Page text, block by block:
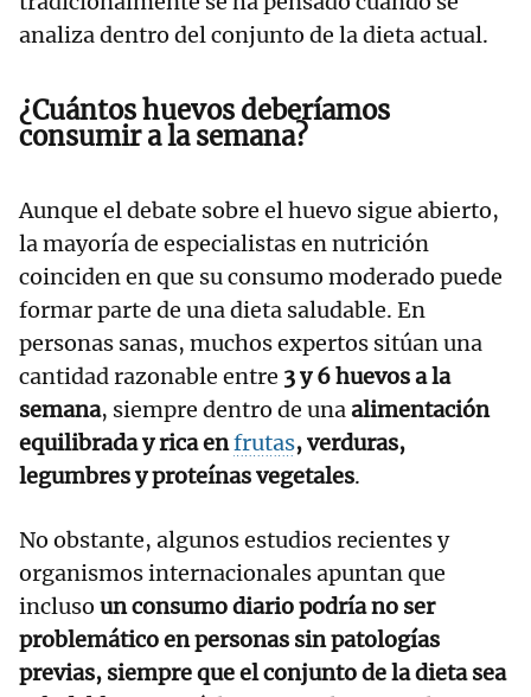
analiza dentro del conjunto de la dieta actual.
¿Cuántos huevos deberíamos
consumir a la semana?
Aunque el debate sobre el huevo sigue abierto,
la mayoría de especialistas en nutrición
coinciden en que su consumo moderado puede
formar parte de una dieta saludable. En
personas sanas, muchos expertos sitúan una
cantidad razonable entre 3 y 6 huevos a la
semana, siempre dentro de unaalimentación
equilibrada y rica enfrutas, verduras,
legumbres y proteínas vegetales.
No obstante, algunos estudios recientes y
organismos internacionales apuntan que
incluso un consumo diario podría no ser
problemático en personas sin patologías
previas, siempre que el conjunto de la dieta sea